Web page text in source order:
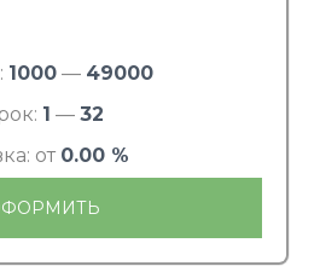
1000 — 49000
1 — 32
от 0.00 %